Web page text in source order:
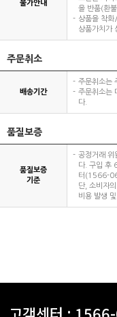
불가안내
을 반품(환
상품을 착화
상품가치가
주문취소
배송기간
주문취소는
주문취소는
다.
품질보증
품질보증
기준
공정거래 위
다. 구입 후
터(1566-
단, 소비자
비용 발생